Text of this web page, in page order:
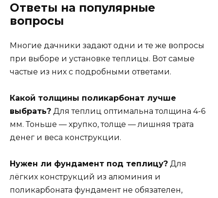
Ответы на популярные
вопросы
Многие дачники задают одни и те же вопросы
при выборе и установке теплицы. Вот самые
частые из них с подробными ответами.
Какой толщины поликарбонат лучше
выбрать? Для теплиц оптимальна толщина 4-6
мм. Тоньше — хрупко, толще — лишняя трата
денег и веса конструкции.
Нужен ли фундамент под теплицу? Для
лёгких конструкций из алюминия и
поликарбоната фундамент не обязателен,